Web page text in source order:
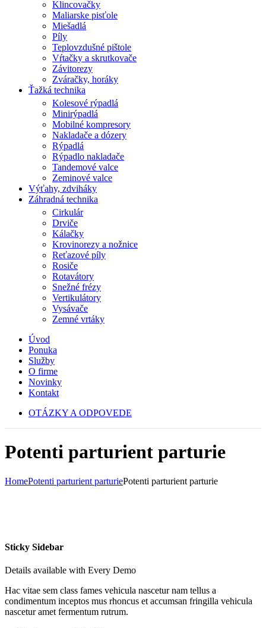
Klincovačky
Maliarske pisťole
Miešadlá
Píly
Teplovzdušné pištole
Vŕtačky a skrutkovače
Závitorezy
Zváračky, horáky
Ťažká technika
Kolesové rýpadlá
Minirýpadlá
Mobilné kompresory
Nakladače a dózery
Rýpadlá
Rýpadlo nakladače
Tandemové valce
Zeminové valce
Výťahy, zdviháky
Záhradná technika
Cirkulár
Drviče
Kálačky
Krovinorezy a nožnice
Reťazové píly
Rosiče
Rotavátory
Snežné frézy
Vertikulátory
Vysávače
Zemné vrtáky
Úvod
Ponuka
Služby
O firme
Novinky
Kontakt
OTÁZKY A ODPOVEDE
Potenti parturient parturie
HomePotenti parturient parturiePotenti parturient parturie
Sticky Sidebar
Details available with Every Demo
Hac vitae sem class fames vehicula nascetur nam tellus a
condimentum inceptos mus rhoncus et accumsan fringilla vehicula
nascetur amet fermentum rutrum.